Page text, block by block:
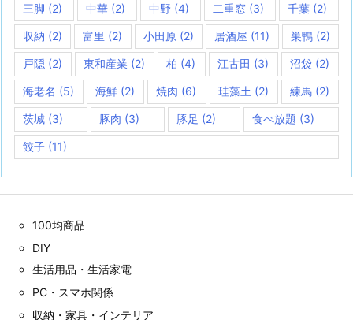
三脚 (2) 中華 (2) 中野 (4) 二重窓 (3) 千葉 (2)
収納 (2) 富里 (2) 小田原(2) 居酒屋 (11) 巣鴨(2)
戸隠 (2) 東和産業 (2) 柏 (4) 江古田 (3) 沼袋(2)
海老名 (5) 海鮮 (2) 焼肉 (6) 珪藻土 (2) 練馬(2)
茨城 (3) 豚肉 (3) 豚足 (2) 食べ放題 (3)
餃子 (11)
100均商品
DIY
生活用品・生活家電
PC・スマホ関係
収納・家具・インテリア